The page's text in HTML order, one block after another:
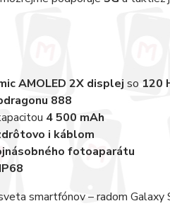
AMOLED 2X displej so 120
888
4 500 mAh
i káblom
fotoaparátu
IP68
smartfónov – radom Galaxy